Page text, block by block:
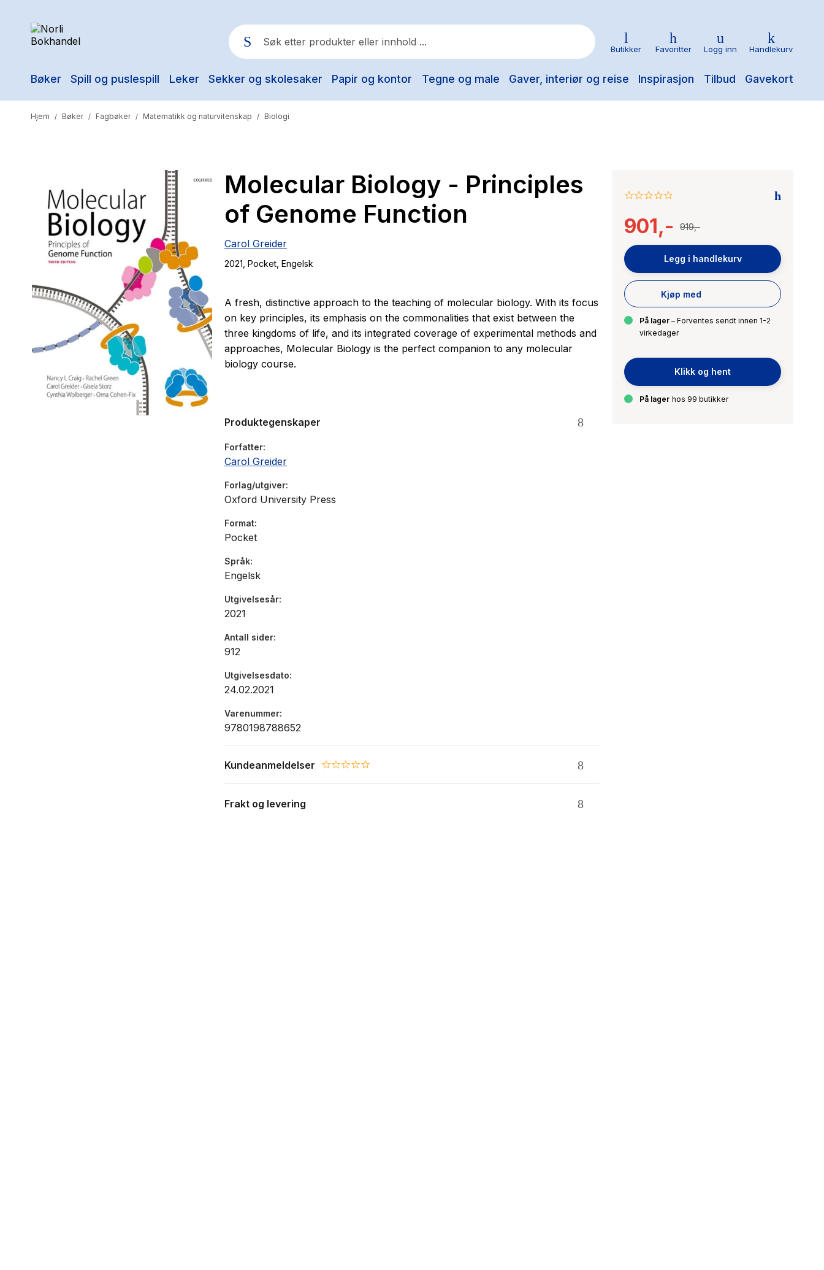
Bøker Spill og puslespill Leker Sekker og skolesaker Papir og kontor Tegne og male Gaver, interiør og reise Inspirasjon Tilbud Gavekort
Populære søk
Yesteryear
Hitster
Hypopressiv trening
The Housemaid
Butikker Favoritter Logg inn Handlekurv
Hjem / Bøker / Fagbøker / Matematikk og naturvitenskap / Biologi
Molecular Biology - Principles
of Genome Function
Carol Greider
2021 , Pocket , Engelsk
0.0
rating
901,- 919,-
Legg i handlekurv
Kjøp med
På lager – Forventes sendt innen 1-2
virkedager
Klikk og hent
På lager hos 99 butikker
A fresh, distinctive approach to the teaching of molecular biology. With its focus
on key principles, its emphasis on the commonalities that exist between the
three kingdoms of life, and its integrated coverage of experimental methods and
approaches, Molecular Biology is the perfect companion to any molecular
biology course.
Produktegenskaper
Forfatter
Carol Greider
Forlag/utgiver
Oxford University Press
Format
Pocket
Språk
Engelsk
Utgivelsesår
2021
Antall sider
912
Utgivelsesdato
24.02.2021
Varenummer
9780198788652
Kundeanmeldelser 0.0 star rating
Frakt og levering